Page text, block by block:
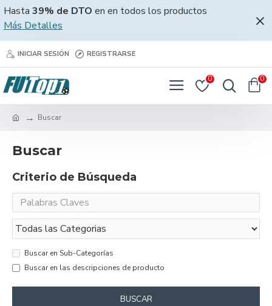
Hasta 39% de DTO en en todos los productos
Más Detalles
INICIAR SESIÓN REGISTRARSE
0 0
Buscar
Buscar
Criterio de Búsqueda
Buscar en Sub-Categorías
Buscar en las descripciones de producto
BUSCAR